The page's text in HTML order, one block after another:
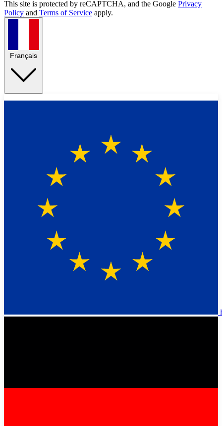
This site is protected by reCAPTCHA, and the Google Privacy
Policy and Terms of Service apply.
Français